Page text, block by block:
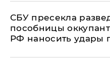
СБУ пресекла
пособницы
РФ наносить удары